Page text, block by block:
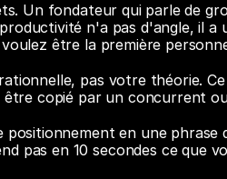
Un fondateur qui parle de
n'a pas d'angle, il a
être la première
pas votre théorie.
copié par un concurrent
positionnement en une phrase
pas en 10 secondes ce que